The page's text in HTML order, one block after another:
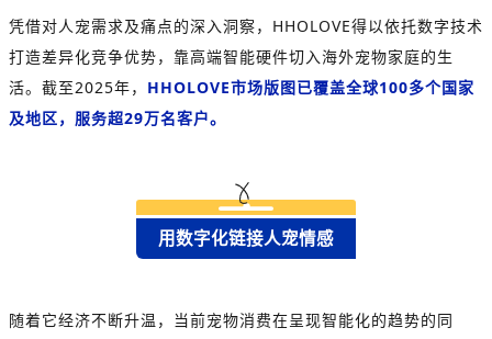
凭借对人宠需求及痛点的深入洞察，HHOLOVE得以依托数字技术
打造差异化竞争优势，靠高端智能硬件切入海外宠物家庭的生
活。截至2025年， HHOLOVE市场版图已覆盖全球100多个国家
及地区，服务超29万名客户。
用数字化链接人宠情感
随着它经济不断升温，当前宠物消费在呈现智能化的趋势的同